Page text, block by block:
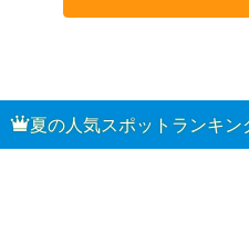
夏の人気スポットランキン